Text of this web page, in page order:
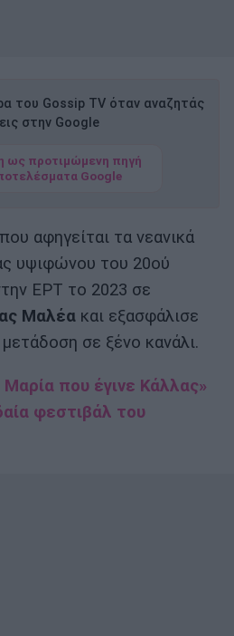
του Gossip TV όταν αναζητάς
στην Google
ως προτιμώμενη πηγή
Google
αφηγείται τα νεανικά
υψιφώνου του 20ού
ΕΡΤ το 2023 σε
Μαλέα και εξασφάλισε
μετάδοση σε ξένο κανάλι.
που έγινε Κάλλας»
φεστιβάλ του